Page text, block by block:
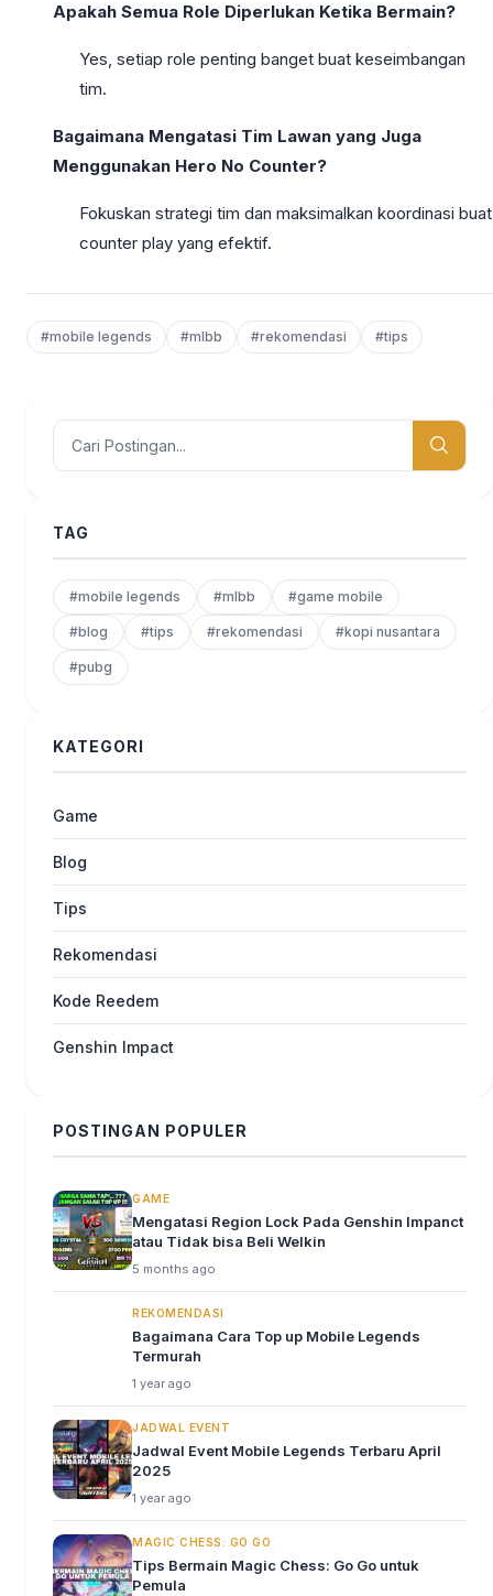
Apakah Semua Role Diperlukan Ketika Bermain?
Yes, setiap role penting banget buat keseimbangan
tim.
Bagaimana Mengatasi Tim Lawan yang Juga
Menggunakan Hero No Counter?
Fokuskan strategi tim dan maksimalkan koordinasi buat
counter play yang efektif.
#mobile legends #mlbb #rekomendasi #tips
TAG
#mobile legends #mlbb #game mobile
#blog #tips #rekomendasi #kopi nusantara
#pubg
KATEGORI
Game
Blog
Tips
Rekomendasi
Kode Reedem
Genshin Impact
POSTINGAN POPULER
GAME
Mengatasi Region Lock Pada Genshin Impanct
atau Tidak bisa Beli Welkin
5 months ago
REKOMENDASI
Bagaimana Cara Top up Mobile Legends
Termurah
1 year ago
JADWAL EVENT
Jadwal Event Mobile Legends Terbaru April
2025
1 year ago
MAGIC CHESS: GO GO
Tips Bermain Magic Chess: Go Go untuk
Pemula